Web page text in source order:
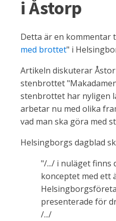
i Åstorp
Detta är en kommentar
med brottet" i
Artikeln diskuterar
stenbrottet
stenbrottet har nyligen
arbetar nu med olika
vad man ska göra med
Helsingborgs dagblad
"/.../ i nuläget finns
konceptet med ett
presenterade för
/.../